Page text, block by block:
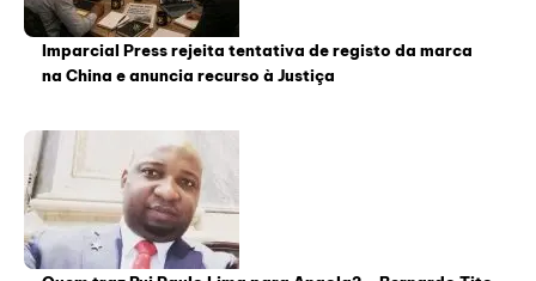
Imparcial Press rejeita tentativa de registo da marca
na China e anuncia recurso à Justiça